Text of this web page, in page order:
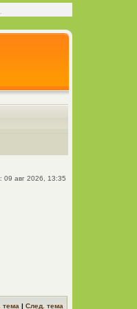
09 авг 2026, 13:35
тема |След. тема